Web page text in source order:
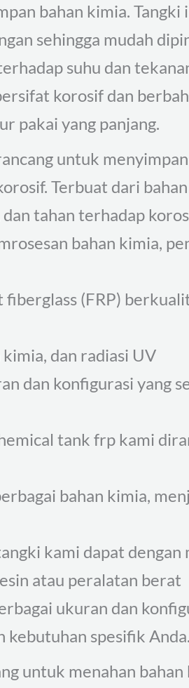
bahan kimia.
sehingga mudah
suhu dan
korosif dan
pakai yang panjang.
untuk
Terbuat dari
tahan terhadap
bahan kimia,
(FRP)
dan radiasi UV
dan konfigurasi yang
tank frp kami
bahan kimia,
kami dapat
atau peralatan berat
ukuran dan
kebutuhan spesifik Anda.
untuk menahan